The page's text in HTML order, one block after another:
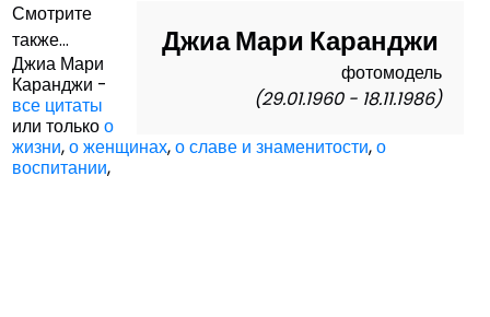
Джиа Мари Каранджи
фотомодель
(29.01.1960 - 18.11.1986)
Смотрите
также...
Джиа Мари
Каранджи -
все цитаты
или толькоо
жизни,о женщинах,о славе и знаменитости,о
воспитании,